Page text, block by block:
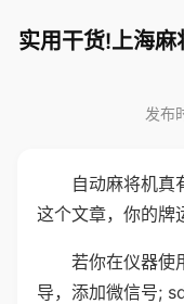
实用干货!上海
发布
自动麻将机真
这个文章，你的牌
若你在仪器使
导，添加微信号;